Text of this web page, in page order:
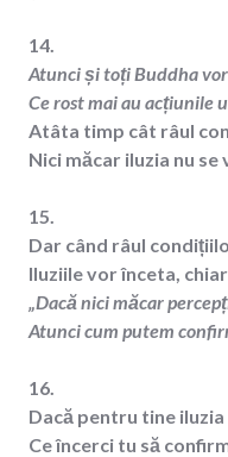
14.
Atunci și toți Buddha
Ce rost mai au acțiunile
Atâta timp cât râul
Nici măcar iluzia nu se
15.
Dar când râul
Iluziile vor înceta,
„Dacă nici măcar
Atunci cum putem
16.
Dacă pentru tine iluzia
Ce încerci tu să